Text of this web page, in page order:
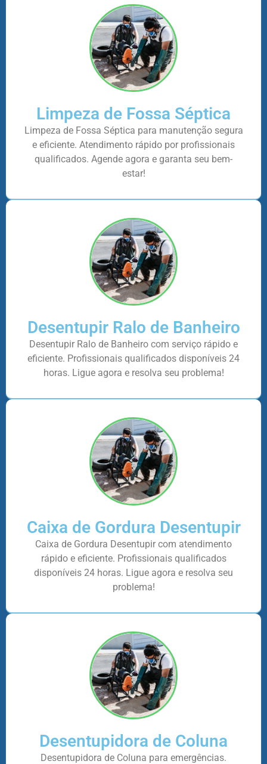
Limpeza de Fossa Séptica
Limpeza de Fossa Séptica para manutenção segura
e eficiente. Atendimento rápido por profissionais
qualificados. Agende agora e garanta seu bem-
estar!
Desentupir Ralo de Banheiro
Desentupir Ralo de Banheiro com serviço rápido e
eficiente. Profissionais qualificados disponíveis 24
horas. Ligue agora e resolva seu problema!
Caixa de Gordura Desentupir
Caixa de Gordura Desentupir com atendimento
rápido e eficiente. Profissionais qualificados
disponíveis 24 horas. Ligue agora e resolva seu
problema!
Desentupidora de Coluna
Desentupidora de Coluna para emergências.